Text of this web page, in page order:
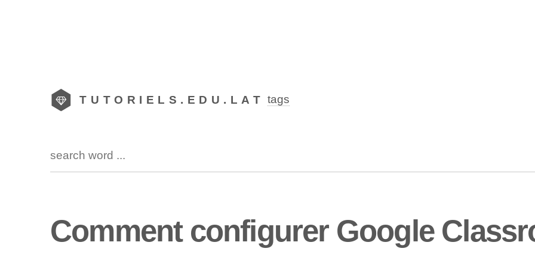
TUTORIELS.EDU.LAT tags
Comment configurer Google